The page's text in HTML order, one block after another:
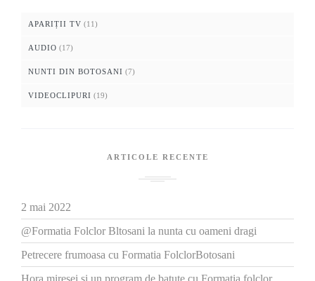
APARIȚII TV (11)
AUDIO (17)
NUNTI DIN BOTOSANI (7)
VIDEOCLIPURI (19)
ARTICOLE RECENTE
2 mai 2022
@Formatia Folclor Bltosani la nunta cu oameni dragi
Petrecere frumoasa cu Formatia FolclorBotosani